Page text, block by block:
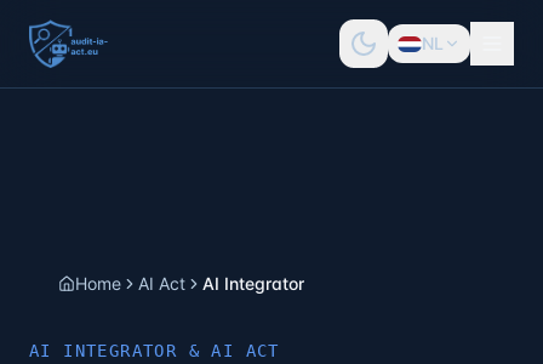
NL
Home AI Act AI Integrator
AI INTEGRATOR & AI ACT